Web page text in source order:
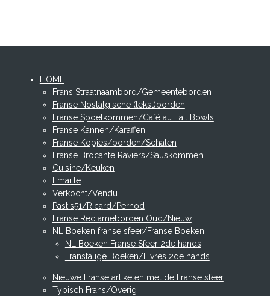
HOME
Frans Straatnaambord/Gemeenteborden
Franse Nostalgische (tekst)borden
Franse Spoelkommen/Café au Lait Bowls
Franse Kannen/Karaffen
Franse Kopjes/borden/Schalen
Franse Brocante Raviers/Sauskommen
Cuisine/Keuken
Emaille
Verkocht/Vendu
Pastis51/Ricard/Pernod
Franse Reclameborden Oud/Nieuw
NL Boeken franse sfeer/Franse Boeken
NL Boeken Franse Sfeer 2de hands
Franstalige Boeken/Livres 2de hands
Nieuwe Franse artikelen met de Franse sfeer
Typisch Frans/Overig